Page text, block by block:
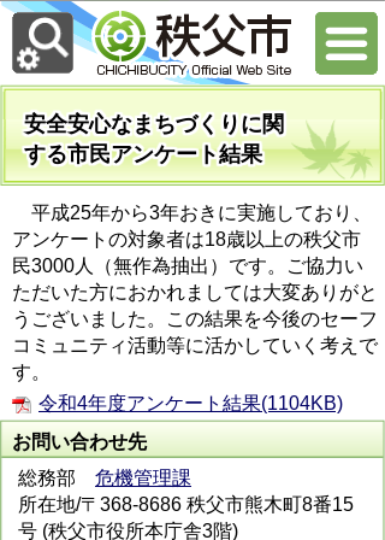
安全安心なまちづくりに関
する市民アンケート結果
平成25年から3年おきに実施しており、
アンケートの対象者は18歳以上の秩父市
民3000人（無作為抽出）です。ご協力い
ただいた方におかれましては大変ありがと
うございました。この結果を今後のセーフ
コミュニティ活動等に活かしていく考えで
す。
令和4年度アンケート結果(1104KB)
お問い合わせ先
総務部 危機管理課
所在地/〒368-8686 秩父市熊木町8番15
号 (秩父市役所本庁舎3階)